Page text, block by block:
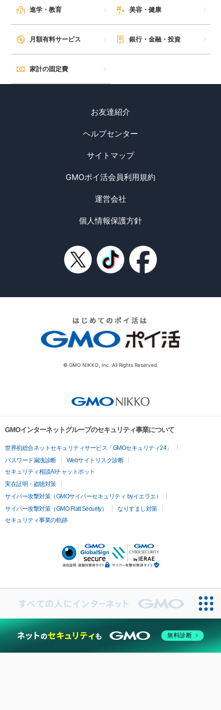
進学・教育 美容・健康
月額有料サービス 銀行・金融・投資
家計の固定費
お友達紹介
ヘルプセンター
サイトマップ
GMOポイ活会員利用規約
運営会社
個人情報保護方針
© GMO NIKKO, Inc. All Rights Reserved.
GMOインターネットグループのセキュリティ事業について
世界初総合ネットセキュリティサービス「GMOセキュリティ24」
パスワード漏洩診断
Webサイトリスク診断
セキュリティ相談AIチャットボット
実在証明・盗聴対策
サイバー攻撃対策（GMOサイバーセキュリティ byイエラエ）
サイバー攻撃対策（GMO Flatt Security）
なりすまし対策
セキュリティ事業の軌跡
無料診断